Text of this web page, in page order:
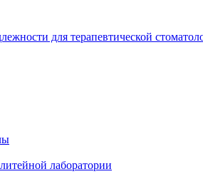
для терапевтической
лаборатории